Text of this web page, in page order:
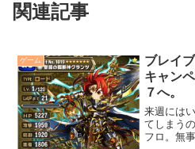
関連記事
ゲーム
ブレイ
キャン
７へ。
来週には
てしまう
フロ。無